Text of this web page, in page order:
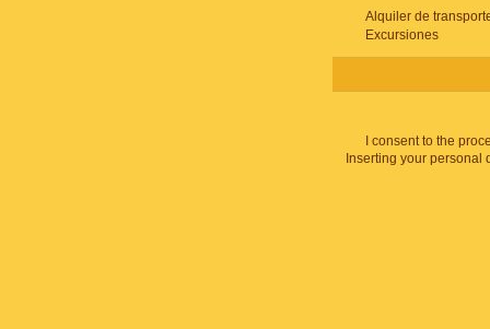
Alquiler de
Excursiones
I consent to the
Inserting your personal